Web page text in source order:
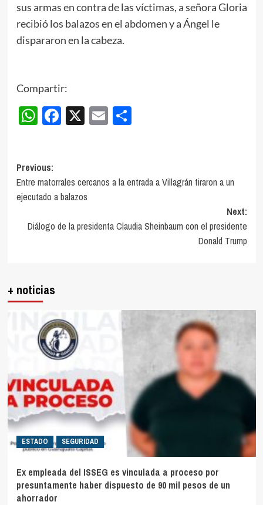
sus armas en contra de las víctimas, a señora Gloria
recibió los balazos en el abdomen y a Ángel le
dispararon en la cabeza.
Compartir:
WhatsApp
Facebook
X EmailCompartir
Post
navigation
Previous:
Entre matorrales cercanos a la entrada a Villagrán tiraron a un
ejecutado a balazos
Next:
Diálogo de la presidenta Claudia Sheinbaum con el presidente
Donald Trump
+ noticias
ESTADO SEGURIDAD
Ex empleada del ISSEG es vinculada a proceso por
presuntamente haber dispuesto de 90 mil pesos de un
ahorrador